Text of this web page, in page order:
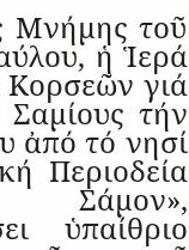
Μνήμης τοῦ
ἡ Ἱερά
Κορσεῶν γιά
τήν
ἀπό τό νησί
Περιοδεία
ὑπαίθριο